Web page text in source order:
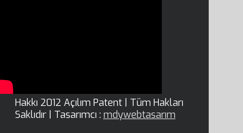
Hakkı 2012 Açılım Patent | Tüm Hakları
Saklıdır | Tasarımcı : mdywebtasarım